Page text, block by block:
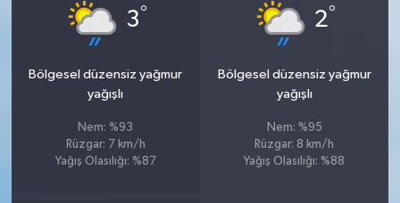
3°
Bölgesel düzensiz yağmur
yağışlı
Nem: %93
Rüzgar: 7 km/h
Yağış Olasılığı: %87
2°
Bölgesel düzensiz yağmur
yağışlı
Nem: %95
Rüzgar: 8 km/h
Yağış Olasılığı: %88